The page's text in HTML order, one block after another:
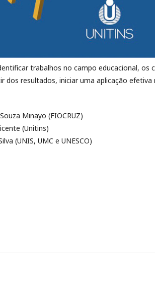
trabalhos no campo educacional,
dos resultados, iniciar uma aplicação efetiva
Minayo (FIOCRUZ)
(Unitins)
(UNIS, UMC e UNESCO)